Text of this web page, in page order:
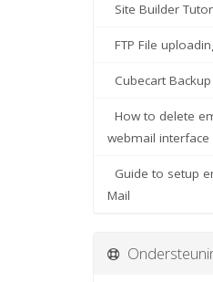
Site Builder
FTP File
Cubecart
How to delete
webmail interface
Guide to setup
Mail